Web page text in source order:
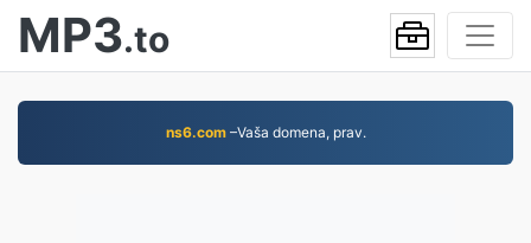
MP3.to
ns6.com–Vaša domena, prav.